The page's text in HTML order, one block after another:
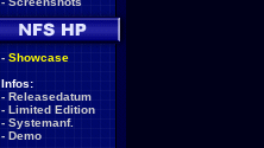
- Showcase
Infos:
- Releasedatum
- Limited Edition
- Systemanf.
- Demo